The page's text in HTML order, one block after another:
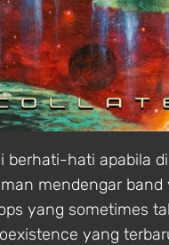
berhati-hati apabila
mendengar
yang sometimes
yang